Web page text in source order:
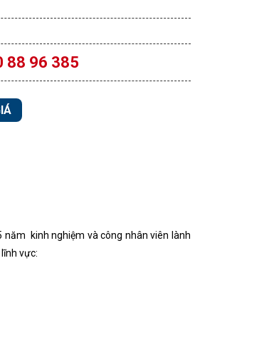
88 96 385
kinh nghiệm và công nhân viên lành
vực: